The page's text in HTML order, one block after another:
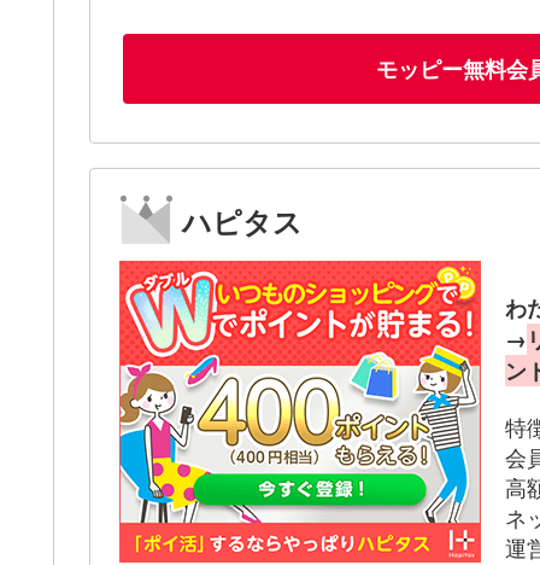
モッピー無料会
ハピタス
わ
→
ン
特
会
高
ネ
運